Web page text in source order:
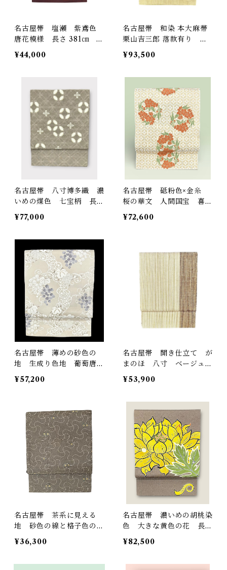
名古屋帯 塩瀬 紫鳶色
唐花模様 長さ 381㎝ Q
6492
¥44,000
名古屋帯 和染 本大麻帯
栗山吉三郎 落款有り 生
成り色の地 花唐草文様
お仕立て品 長さ 376
¥93,500
名古屋帯 八寸博多織 濃
いめの煤色 七宝柄 長さ
368㎝ Q6025
¥77,000
名古屋帯 砥粉色×金糸
桜の華文 人間国宝 喜多
川平朗作 長さ 373.5㎝
Q5737
¥72,600
名古屋帯 薄めの砂色の
地 生成り色地 葡萄唐
草 長さ 357㎝ Q458
6
¥57,200
名古屋帯 開き仕立て が
まのほ 八寸 ベージュ×
茶 証紙あり 長さ 382
㎝ Q5936
¥53,900
名古屋帯 茶系に見える
地 砂色の線と格子色の
花 長さ 367㎝ Q5171
¥36,300
名古屋帯 濃いめの胡桃染
色 大きな黄色の花 長さ
384㎝ Q5961
¥82,500